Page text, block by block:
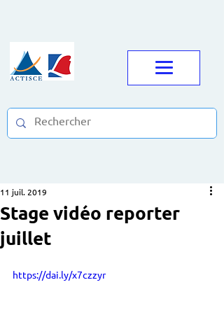
Stage vidéo reporter
juillet
11 juil. 2019
https://dai.ly/x7czzyr